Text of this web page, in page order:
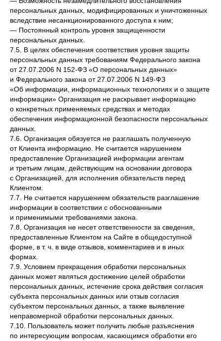
персональных данных, модифицированных и уничтоженных
вследствие несанкционированного доступа к ним;
— Постоянный контроль уровня защищенности
персональных данных.
7.5. В целях обеспечения соответствия уровня защиты
персональных данных требованиям Федерального закона
от 27.07.2006 N 152-ФЗ «О персональных данных»
и Федерального закона от 27.07.2006 N 149-ФЗ
«Об информации, информационных технологиях и о защите
информации» Организация не раскрывает информацию
о конкретных применяемых средствах и методах
обеспечения информационной безопасности персональных
данных.
7.6. Организация обязуется не разглашать полученную
от Клиента информацию. Не считается нарушением
предоставление Организацией информации агентам
и третьим лицам, действующим на основании договора
с Организацией, для исполнения обязательств перед
Клиентом.
7.7. Не считается нарушением обязательств разглашение
информации в соответствии с обоснованными
и применимыми требованиями закона.
7.8. Организация не несет ответственности за сведения,
предоставленные Клиентом на Сайте в общедоступной
форме, в т. ч. в виде отзывов, комментариев и в иных
формах.
7.9. Условием прекращения обработки персональных
данных может являться достижение целей обработки
персональных данных, истечение срока действия согласия
субъекта персональных данных или отзыв согласия
субъектом персональных данных, а также выявление
неправомерной обработки персональных данных.
7.10. Пользователь может получить любые разъяснения
по интересующим вопросам, касающимся обработки его